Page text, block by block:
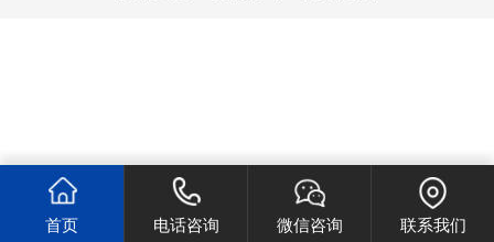
首页 电话咨询 微信咨询 联系我们